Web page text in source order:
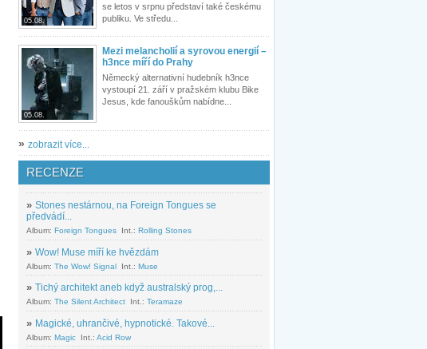
05.08.
se letos v srpnu představí také českému
publiku. Ve středu...
05.08.
Mezi melancholií a syrovou energií –
h3nce míří do Prahy
Německý alternativní hudebník h3nce
vystoupí 21. září v pražském klubu Bike
Jesus, kde fanouškům nabídne...
» zobrazit více...
RECENZE
» Stones nestárnou, na Foreign Tongues se
předvádí...
Album: Foreign Tongues Int.: Rolling Stones
» Wow! Muse míří ke hvězdám
Album: The Wow! Signal Int.: Muse
» Tichý architekt aneb když australský prog,...
Album: The Silent Architect Int.: Teramaze
» Magické, uhrančivé, hypnotické. Takové...
Album: Magic Int.: Acid Row